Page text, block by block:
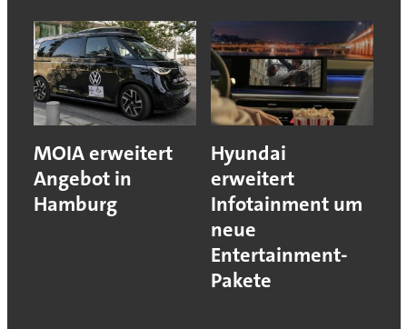
MOIA erweitert
Angebot in
Hamburg
Hyundai
erweitert
Infotainment um
neue
Entertainment-
Pakete